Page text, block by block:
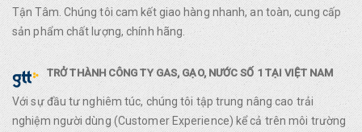
Tận Tâm. Chúng tôi cam kết giao hàng nhanh, an toàn, cung cấp
sản phẩm chất lượng, chính hãng.
TRỞ THÀNH CÔNG TY GAS, GẠO, NƯỚC SỐ 1 TẠI VIỆT NAM
Với sự đầu tư nghiêm túc, chúng tôi tập trung nâng cao trải
nghiệm người dùng (Customer Experience) kể cả trên môi trường